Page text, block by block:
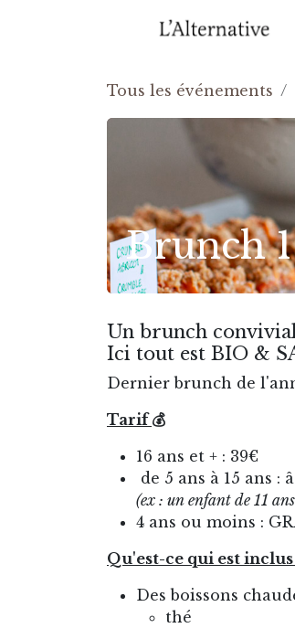
Tous les événements
Brunch
Un brunch
Ici tout est BIO &
Dernier brunch de
Tarif💰
16 ans et + : 39€
de 5 ans à 15 ans :
(ex : un enfant de 11
4 ans ou moins :
Qu'est-ce qui est
Des boissons
thé